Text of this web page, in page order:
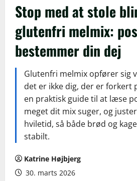
Stop med at stole
glutenfri melmix:
bestemmer din dej
Glutenfri melmix opfører sig
det er ikke dig, der er forkert
en praktisk guide til at læse
meget dit mix suger, og
hviletid, så både brød og
stabilt.
Katrine Højbjerg
30. marts 2026